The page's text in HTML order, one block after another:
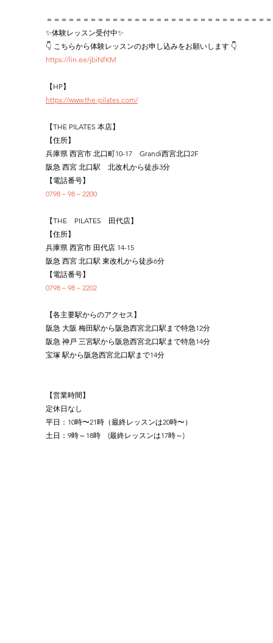
＝＝＝＝＝＝＝＝＝＝＝＝＝＝＝＝＝＝＝＝＝＝＝＝＝＝＝＝＝＝
✨体験レッスン受付中✨
👇 こちらから体験レッスンのお申し込みをお願いします 👇
https://lin.ee/jbiNfKM
【HP】
https://www.the-pilates.com/
【THE PILATES 本店】
【住所】
兵庫県 西宮市 北口町10-17　Grandi西宮北口2F
阪急 西宮 北口駅　北改札から徒歩3分
【電話番号】
0798－98－2200
【THE　PILATES　田代店】
【住所】
兵庫県 西宮市 田代店 14-15
阪急 西宮 北口駅 東改札から徒歩6分
【電話番号】
0798－98－2202
【各主要駅からのアクセス】
阪急 大阪 梅田駅から阪急西宮北口駅まで特急12分
阪急 神戸 三宮駅から阪急西宮北口駅まで特急14分
宝塚 駅から阪急西宮北口駅まで14分
【営業時間】
定休日なし
平日：10時〜21時（最終レッスンは20時〜）
土日：9時～18時　(最終レッスンは17時～)